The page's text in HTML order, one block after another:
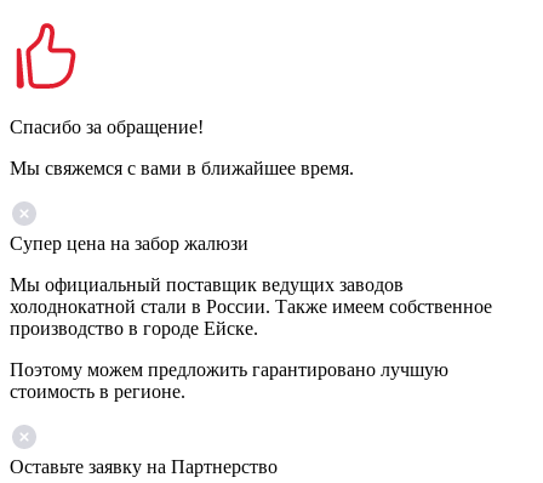
Спасибо за обращение!
Мы свяжемся с вами в ближайшее время.
Супер цена на забор жалюзи
Мы официальный поставщик ведущих заводов
холоднокатной стали в России. Также имеем собственное
производство в городе Ейске.
Поэтому можем предложить гарантировано лучшую
стоимость в регионе.
Оставьте заявку на Партнерство